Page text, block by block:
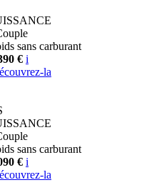
sans carburant
€ i
la
sans carburant
€ i
la